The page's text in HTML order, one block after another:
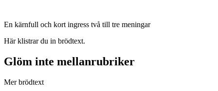
En kärnfull och kort ingress två till tre meningar
Här klistrar du in brödtext.
Glöm inte mellanrubriker
Mer brödtext